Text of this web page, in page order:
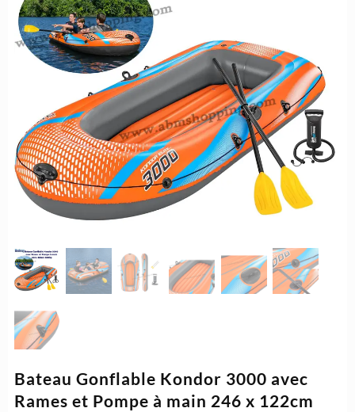
Bateau Gonflable Kondor 3000 avec
Rames et Pompe à main 246 x 122cm